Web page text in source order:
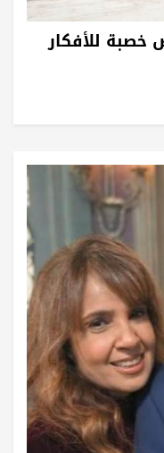
خصبة للأفكار